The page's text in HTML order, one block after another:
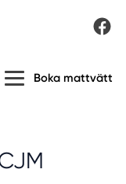
Boka mattvätt